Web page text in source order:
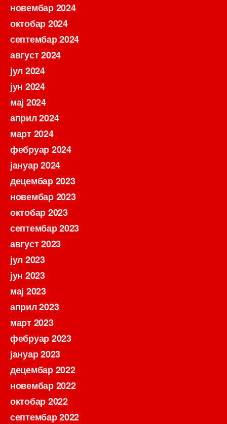
новембар 2024
октобар 2024
септембар 2024
август 2024
јул 2024
јун 2024
мај 2024
април 2024
март 2024
фебруар 2024
јануар 2024
децембар 2023
новембар 2023
октобар 2023
септембар 2023
август 2023
јул 2023
јун 2023
мај 2023
април 2023
март 2023
фебруар 2023
јануар 2023
децембар 2022
новембар 2022
октобар 2022
септембар 2022